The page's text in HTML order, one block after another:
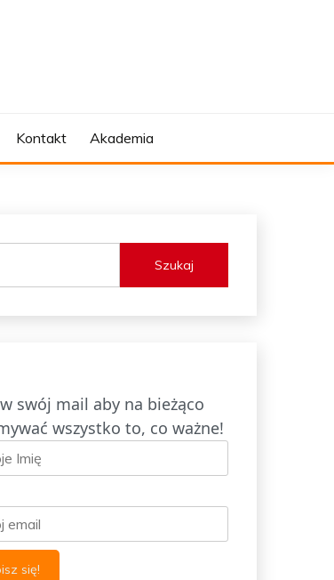
Kontakt Akademia
Szukaj
swój mail aby na bieżąco
wszystko to, co ważne!